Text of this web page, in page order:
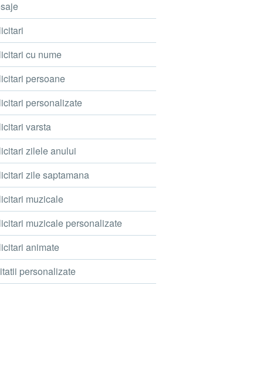
cu nume
persoane
personalizate
varsta
zilele anului
zile saptamana
muzicale
muzicale personalizate
animate
personalizate